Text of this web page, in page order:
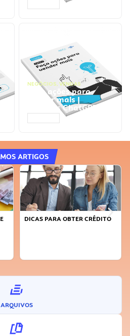
NEGÓCIOS, VENDAS
Faça ações para
vender mais |
Prompts ChatGPT
ARTIGOS
FAÇA A DIFERENÇA: SEJA
ARQUIVOS